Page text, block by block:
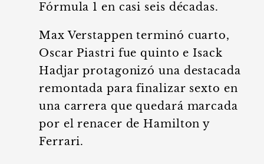
Fórmula 1 en casi seis décadas.
Max Verstappen terminó cuarto,
Oscar Piastri fue quinto e Isack
Hadjar protagonizó una destacada
remontada para finalizar sexto en
una carrera que quedará marcada
por el renacer de Hamilton y
Ferrari.